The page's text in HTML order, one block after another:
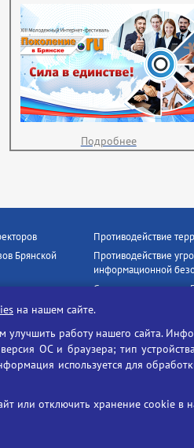
Подробнее
Брянской
Противодействие
Противодействие
информационной
Социальные ролики -
БГУ против наркотиков
на нашем сайте.
работу нашего сайта.
ОС и браузера; тип
используется для
или отключить хранение cookie в